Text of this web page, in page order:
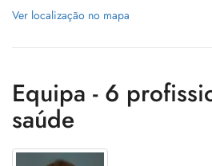
Ver localização no mapa
Equipa - 6
saúde